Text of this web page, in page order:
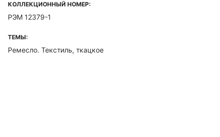
КОЛЛЕКЦИОННЫЙ НОМЕР:
РЭМ 12379-1
ТЕМЫ:
Ремесло. Текстиль, ткацкое